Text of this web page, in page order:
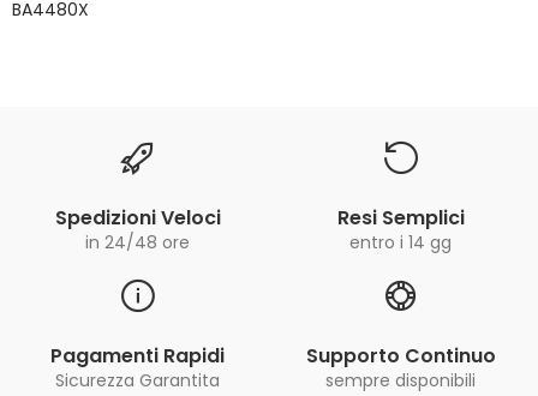
Spedizioni Veloci
in 24/48 ore
Resi Semplici
entro i 14 gg
Pagamenti Rapidi
Sicurezza Garantita
Supporto Continuo
sempre disponibili